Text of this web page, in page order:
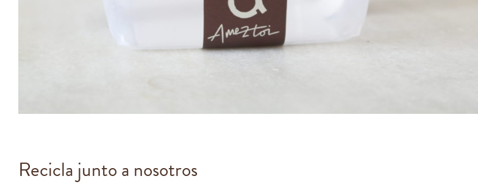
Recicla junto a nosotros